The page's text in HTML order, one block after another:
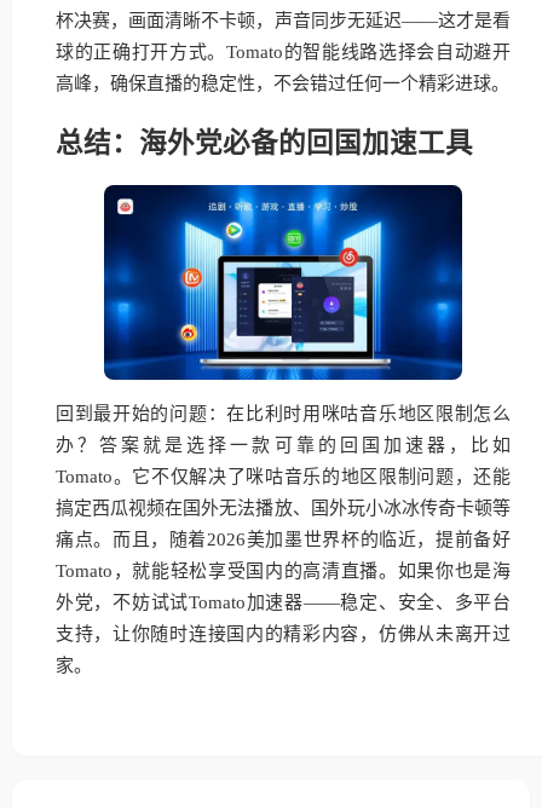
杯决赛，画面清晰不卡顿，声音同步无延迟——这才是看
球的正确打开方式。Tomato的智能线路选择会自动避开
高峰，确保直播的稳定性，不会错过任何一个精彩进球。
总结：海外党必备的回国加速工具
回到最开始的问题：在比利时用咪咕音乐地区限制怎么
办？答案就是选择一款可靠的回国加速器，比如
Tomato。它不仅解决了咪咕音乐的地区限制问题，还能
搞定西瓜视频在国外无法播放、国外玩小冰冰传奇卡顿等
痛点。而且，随着2026美加墨世界杯的临近，提前备好
Tomato，就能轻松享受国内的高清直播。如果你也是海
外党，不妨试试Tomato加速器——稳定、安全、多平台
支持，让你随时连接国内的精彩内容，仿佛从未离开过
家。